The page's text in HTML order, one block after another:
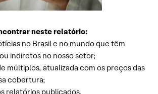
neste relatório:
no Brasil e no mundo que têm
indiretos no nosso setor;
múltiplos, atualizada com os preços das
cobertura;
relatórios publicados.